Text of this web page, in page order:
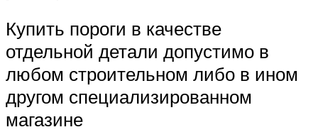
Купить пороги в качестве
отдельной детали допустимо в
любом строительном либо в ином
другом специализированном
магазине